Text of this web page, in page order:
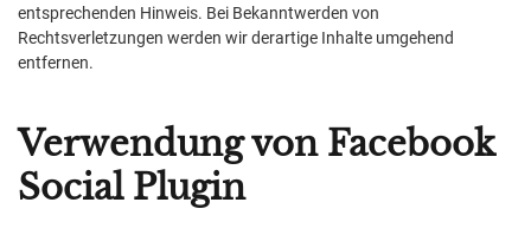
entsprechenden Hinweis. Bei Bekanntwerden von
Rechtsverletzungen werden wir derartige Inhalte umgehend
entfernen.
Verwendung von Facebook
Social Plugin